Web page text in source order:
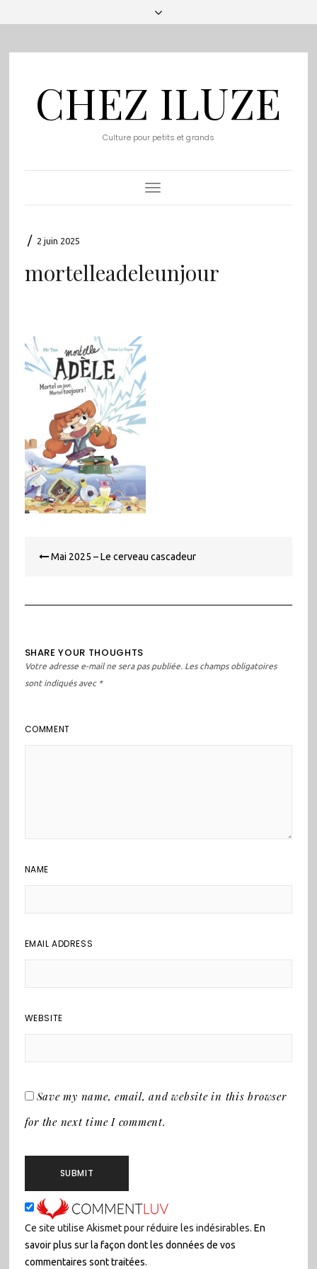
CHEZ ILUZE
Culture pour petits et grands
Toggle
Navigation
/ 2 juin 2025
mortelleadeleunjour
de Mai 2025 – Le cerveau cascadeur
SHARE YOUR THOUGHTS
Votre adresse e-mail ne sera pas publiée. Les champs obligatoires
sont indiqués avec *
COMMENT
NAME
EMAIL ADDRESS
WEBSITE
Save my name, email, and website in this browser
for the next time I comment.
Ce site utilise Akismet pour réduire les indésirables. En
savoir plus sur la façon dont les données de vos
commentaires sont traitées.